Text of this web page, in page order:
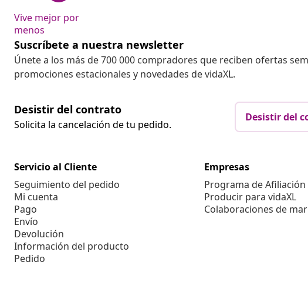
Vive mejor por
menos
Suscríbete a nuestra newsletter
Únete a los más de 700 000 compradores que reciben ofertas
promociones estacionales y novedades de vidaXL.
Desistir del contrato
Solicita la cancelación de tu pedido.
Desistir del
Servicio al Cliente
Seguimiento del pedido
Mi cuenta
Pago
Envío
Devolución
Información del producto
Pedido
Empresas
Programa de Afiliación
Producir para vidaXL
Colaboraciones de